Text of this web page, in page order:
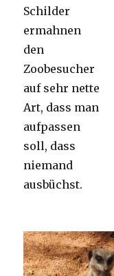
Schilder
ermahnen
den
Zoobesucher
auf sehr nette
Art, dass man
aufpassen
soll, dass
niemand
ausbüchst.